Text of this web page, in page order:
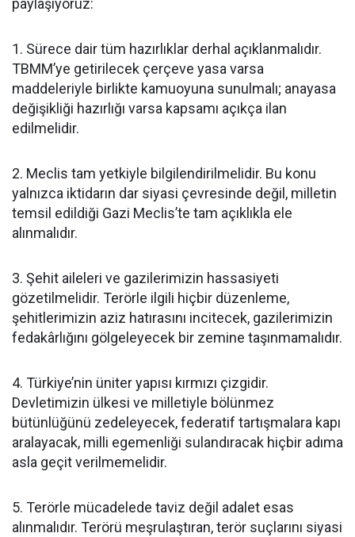
paylaşıyoruz:
1. Sürece dair tüm hazırlıklar derhal açıklanmalıdır.
TBMM’ye getirilecek çerçeve yasa varsa
maddeleriyle birlikte kamuoyuna sunulmalı; anayasa
değişikliği hazırlığı varsa kapsamı açıkça ilan
edilmelidir.
2. Meclis tam yetkiyle bilgilendirilmelidir. Bu konu
yalnızca iktidarın dar siyasi çevresinde değil, milletin
temsil edildiği Gazi Meclis’te tam açıklıkla ele
alınmalıdır.
3. Şehit aileleri ve gazilerimizin hassasiyeti
gözetilmelidir. Terörle ilgili hiçbir düzenleme,
şehitlerimizin aziz hatırasını incitecek, gazilerimizin
fedakârlığını gölgeleyecek bir zemine taşınmamalıdır.
4. Türkiye’nin üniter yapısı kırmızı çizgidir.
Devletimizin ülkesi ve milletiyle bölünmez
bütünlüğünü zedeleyecek, federatif tartışmalara kapı
aralayacak, milli egemenliği sulandıracak hiçbir adıma
asla geçit verilmemelidir.
5. Terörle mücadelede taviz değil adalet esas
alınmalıdır. Terörü meşrulaştıran, terör suçlarını siyasi